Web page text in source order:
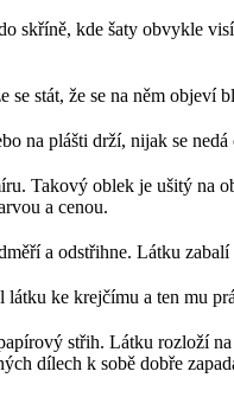
skříně, kde šaty obvykle
se stát, že se na něm objeví
na plášti drží, nijak se
Takový oblek je ušitý na
a cenou.
a odstřihne. Látku
ke krejčímu a ten mu
střih. Látku rozloží
dílech k sobě dobře